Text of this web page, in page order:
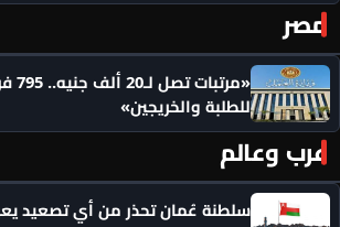
مصر
للطلبة والخريجين»
عرب وعالم
سلطنة عُمان تحذر من أي تصعيد